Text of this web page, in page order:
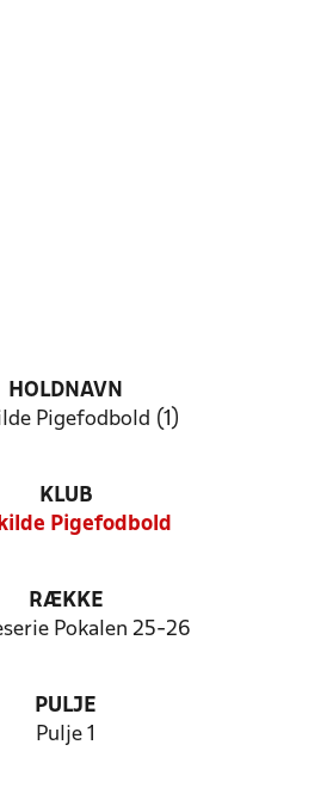
HOLDNAVN
Pigefodbold (1)
KLUB
Pigefodbold
RÆKKE
Pokalen 25-26
PULJE
Pulje 1